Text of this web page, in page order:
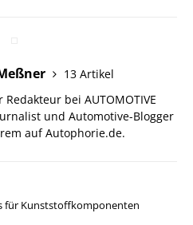
13 Artikel
bei AUTOMOTIVE
und Automotive-Blogger
auf Autophorie.de.
für Kunststoffkomponenten